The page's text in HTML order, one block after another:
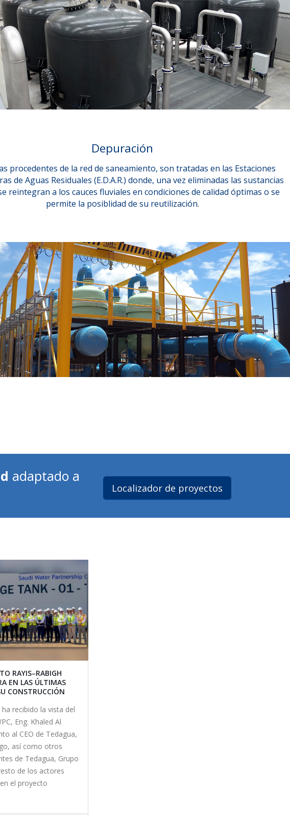
Depuración
procedentes de la red de saneamiento, son tratadas en las Estaciones
de Aguas Residuales (E.D.A.R.) donde, una vez eliminadas las sustancias
reintegran a los cauces fluviales en condiciones de calidad óptimas o se
permite la posiblidad de su reutilización.
adaptado a
Localizador de proyectos
RAYIS–RABIGH
EN LAS ÚLTIMAS
CONSTRUCCIÓN
recibido la vista del
Eng. Khaled Al
al CEO de Tedagua,
así como otros
de Tedagua, Grupo
de los actores
el proyecto